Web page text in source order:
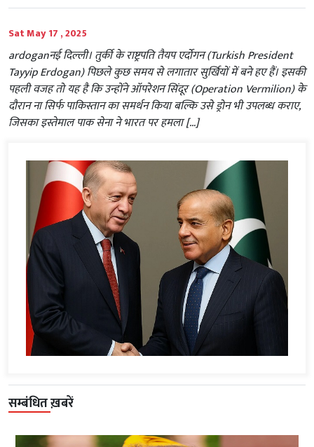
Sat May 17 , 2025
ardoganनई दिल्‍ली। तुर्की के राष्ट्रपति तैयप एर्दोगन (Turkish President
Tayyip Erdogan) पिछले कुछ समय से लगातार सुर्खियों में बने हए हैं। इसकी
पहली वजह तो यह है कि उन्होंने ऑपरेशन सिंदूर (Operation Vermilion) के
दौरान ना सिर्फ पाकिस्तान का समर्थन किया बल्कि उसे ड्रोन भी उपलब्ध कराए,
जिसका इस्तेमाल पाक सेना ने भारत पर हमला […]
सम्बंधित ख़बरें